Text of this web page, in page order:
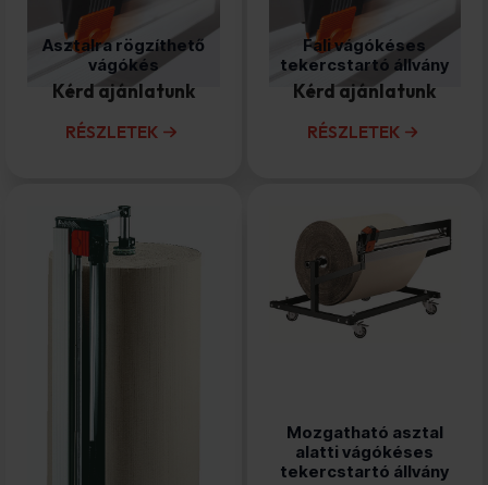
Asztalra rögzíthető
vágókés
Kérd ajánlatunk
RÉSZLETEK
Fali vágókéses
tekercstartó állvány
Kérd ajánlatunk
RÉSZLETEK
Mozgatható asztal
alatti vágókéses
tekercstartó állvány